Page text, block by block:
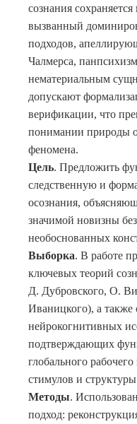
сознания
вызванный
подходов,
Чалмерса,
нематериальным
допускают
верификации, что
понимании природы
феномена.
Цель. Предложить
следственную и
осознания,
значимой новизны
необоснованных
Выборка. В работе
ключевых теорий
Д. Дубровского, О.
Иваницкого), а также
нейрокогнитивных
подтверждающих
глобального
стимулов и
Методы.
подход: